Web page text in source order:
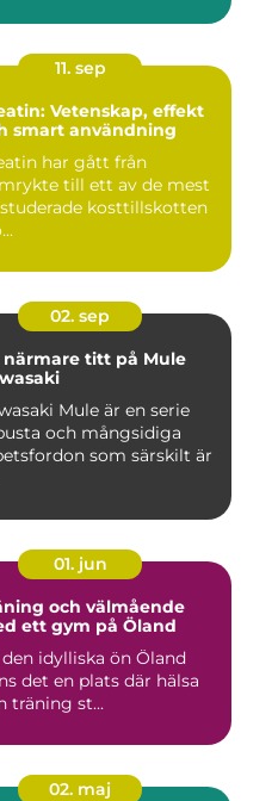
11. sep
Vetenskap, effekt
smart användning
har gått från
till ett av de mest
kosttillskotten
02. sep
närmare titt på Mule
Mule är en serie
och mångsidiga
som särskilt är
01. jun
och välmående
ett gym på Öland
den idylliska ön Öland
det en plats där hälsa
träning st...
02. maj